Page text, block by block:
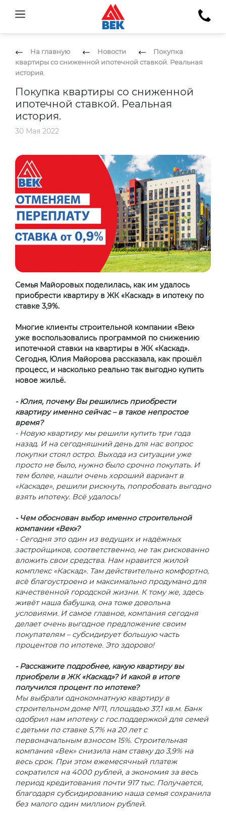
На главную Новости
Покупка
квартиры со сниженной ипотечной ставкой. Реальная
история.
Покупка квартиры со сниженной
ипотечной ставкой. Реальная
история.
30 Мая 2022
Семья Майоровых поделилась, как им удалось
приобрести квартиру в ЖК «Каскад» в ипотеку по
ставке 3,9%.
Многие клиенты строительной компании «Век»
уже воспользовались программой по снижению
ипотечной ставки на квартиры в ЖК «Каскад».
Сегодня, Юлия Майорова рассказала, как прошёл
процесс, и насколько реально так выгодно купить
новое жильё.
- Юлия, почему Вы решились приобрести
квартиру именно сейчас – в такое непростое
время?
- Новую квартиру мы решили купить три года
назад. И на сегодняшний день для нас вопрос
покупки стоял остро. Выхода из ситуации уже
просто не было, нужно было срочно покупать. И
тем более, нашли очень хороший вариант в
«Каскаде», решили рискнуть, попробовать выгодно
взять ипотеку. Всё удалось!
- Чем обоснован выбор именно строительной
компании «Век»?
- Сегодня это один из ведущих и надёжных
застройщиков, соответственно, не так рискованно
вложить свои средства. Нам нравится жилой
комплекс «Каскад». Там действительно комфортно,
всё благоустроено и максимально продумано для
качественной городской жизни. К тому же, здесь
живёт наша бабушка, она тоже довольна
условиями. И самое главное, компания сегодня
делает очень выгодное предложение своим
покупателям – субсидирует большую часть
процентов по ипотеке. Это здорово!
- Расскажите подробнее, какую квартиру вы
приобрели в ЖК «Каскад»? И какой в итоге
получился процент по ипотеке?
Мы выбрали однокомнатную квартиру в
строительном доме №11, площадью 37,1 кв.м. Банк
одобрил нам ипотеку с гос.поддержкой для семей
с детьми по ставке 5,7% на 20 лет с
первоначальным взносом 15%. Строительная
компания «Век» снизила нам ставку до 3,9% на
весь срок. При этом ежемесячный платеж
сократился на 4000 рублей, а экономия за весь
период кредитования почти 917 тыс. Получается,
благодаря субсидированию наша семья сохранила
без малого один миллион рублей.